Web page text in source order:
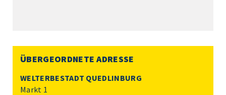
ÜBERGEORDNETE ADRESSE
WELTERBESTADT QUEDLINBURG
Markt 1